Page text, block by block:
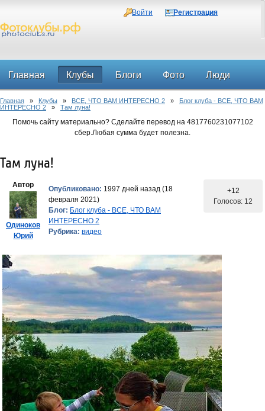
Войти Регистрация
Главная Клубы Блоги Фото Люди
Форум
Главная » Клубы » ВСЕ, ЧТО ВАМ ИНТЕРЕСНО 2 » Блог клуба - ВСЕ, ЧТО ВАМ
ИНТЕРЕСНО 2 » Там луна!
Помочь сайту материально? Сделайте перевод на 4817760231077102
сбер.Любая сумма будет полезна.
Там луна!
Автор
Одиноков
Юрий
Опубликовано: 1997 дней назад (18
февраля 2021)
Блог: Блог клуба - ВСЕ, ЧТО ВАМ
ИНТЕРЕСНО 2
Рубрика: видео
+12
Голосов: 12